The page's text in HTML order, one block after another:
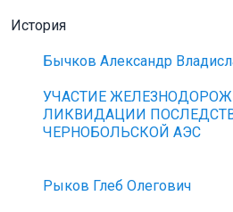
История
Бычков Александр
УЧАСТИЕ
ЛИКВИДАЦИИ
ЧЕРНОБОЛЬСКОЙ АЭС
Рыков Глеб Олегович